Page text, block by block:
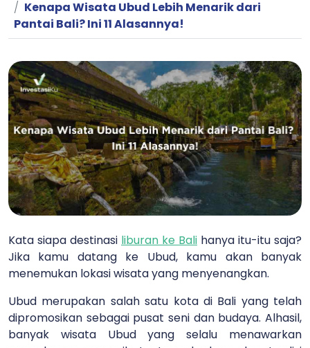
Kenapa Wisata Ubud Lebih Menarik dari
Pantai Bali? Ini 11 Alasannya!
Kata siapa destinasi liburan ke Bali hanya itu-itu saja?
Jika kamu datang ke Ubud, kamu akan banyak
menemukan lokasi wisata yang menyenangkan.
Ubud merupakan salah satu kota di Bali yang telah
dipromosikan sebagai pusat seni dan budaya. Alhasil,
banyak wisata Ubud yang selalu menawarkan